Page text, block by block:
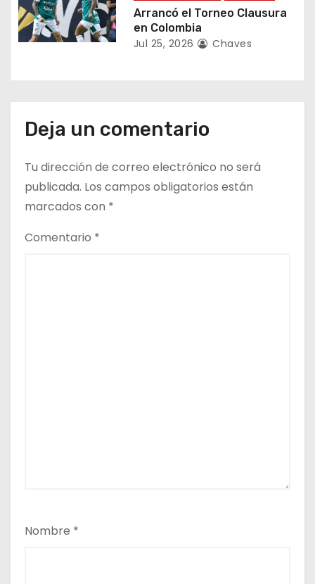
a
Arrancó el Torneo Clausura
en Colombia
Jul 25, 2026 Chaves
Deja un comentario
Tu dirección de correo electrónico no será
publicada. Los campos obligatorios están
marcados con *
Comentario *
Nombre *